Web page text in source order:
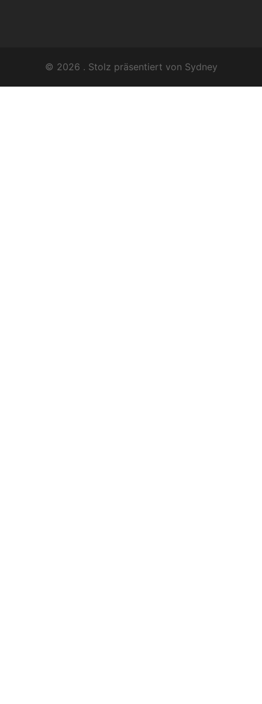
© 2026 . Stolz präsentiert von Sydney